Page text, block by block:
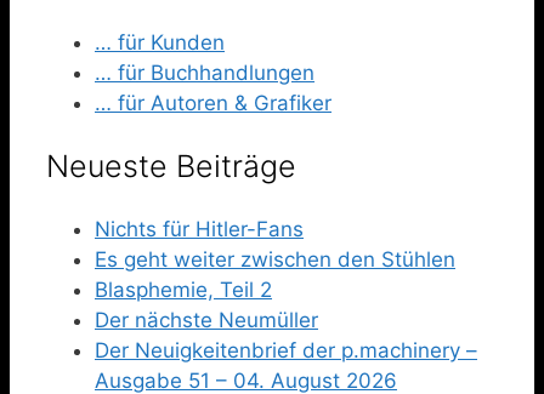
… für Kunden
… für Buchhandlungen
… für Autoren & Grafiker
Neueste Beiträge
Nichts für Hitler-Fans
Es geht weiter zwischen den Stühlen
Blasphemie, Teil 2
Der nächste Neumüller
Der Neuigkeitenbrief der p.machinery –
Ausgabe 51 – 04. August 2026